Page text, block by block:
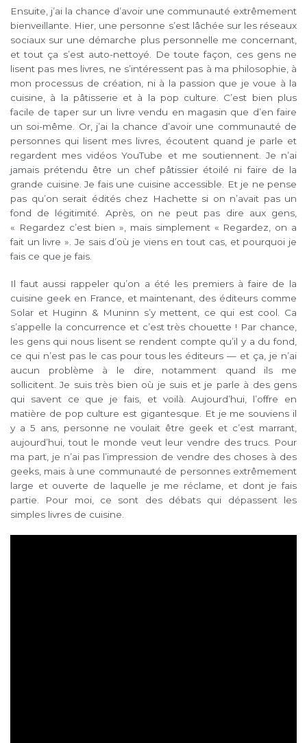
Ensuite, j’ai la chance d’avoir une communauté extrêmement
bienveillante. Hier, une personne s’est lâchée sur les réseaux
sociaux sur une démarche plus personnelle me concernant,
et tout ça s’est auto-nettoyé. De toute façon, ces gens ne
lisent pas mes livres, ne s’intéressent pas à ma philosophie, à
mon processus de création, ni à la passion que je voue à la
cuisine, à la pâtisserie et à la pop culture. C’est bien plus
facile de taper sur un livre vendu en magasin que d’en faire
un soi-même. Or, j’ai la chance d’avoir une communauté de
personnes qui lisent mes livres, écoutent quand je parle et
regardent mes vidéos YouTube et me soutiennent. Je n’ai
jamais prétendu être un chef pâtissier étoilé ni faire de la
grande cuisine. Je fais une cuisine accessible. Et je ne pense
pas qu’on serait édités chez Hachette si on n’avait pas un
fond de légitimité. Après, on ne peut pas dire aux gens,
« Regardez c’est bien », mais simplement « Regardez, on a
fait un livre ». Je sais d’où je viens en tout cas, et pourquoi je
fais ce que je fais.
Il faut aussi rappeler qu’on a été les premiers à faire de la
cuisine geek en France, et maintenant, des éditeurs comme
Solar et Huginn & Muninn s’y mettent, ce qui est cool. Ca
s’appelle la concurrence et c’est très chouette ! Par chance,
les gens qui nous lisent se rendent compte qu’il y a du fond,
ce qui n’est pas le cas pour tous les éditeurs — et ça, je n’ai
aucun problème à le dire, notamment quand ils me
sollicitent. Je suis très bien où je suis et je parle à des gens
qui savent ce que je fais, et voilà. Aujourd’hui, l’offre en
matière de pop culture est gigantesque. Et je me souviens il
y a 5 ans, personne ne voulait être geek et c’est marrant,
aujourd’hui, tout le monde veut leur vendre des trucs. Pour
ma part, je n’ai pas l’impression de vendre des choses à des
geeks, mais à une communauté de personnes extrêmement
large et ouverte de laquelle je me réclame, et dont je fais
partie. Pour moi, ce sont des débats qui dépassent les
simples livres de cuisine.